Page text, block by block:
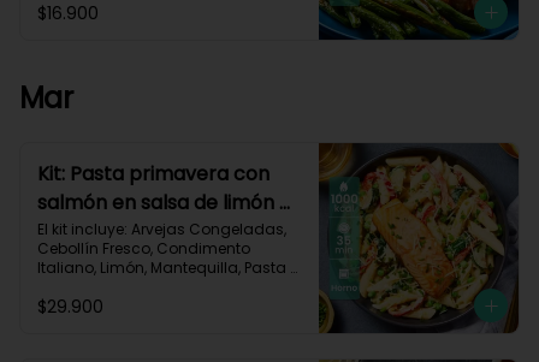
Impresa.
$16.900
Mar
Kit: Pasta primavera con
salmón en salsa de limón y
vegetales asados-123
El kit incluye: Arvejas Congeladas,
Cebollín Fresco, Condimento
Italiano, Limón, Mantequilla, Pasta
Queso Parmesano, Salmón (120g/p
$29.900